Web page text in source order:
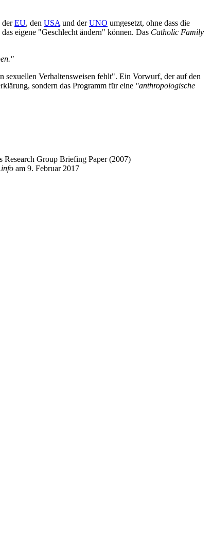
derEU, den USA und derUNO umgesetzt, ohne dass die
das eigene "Geschlecht ändern" können. Das Catholic Family
sexuellen Verhaltensweisen fehlt". Ein Vorwurf, der auf den
sondern das Programm für eine "anthro­pologische
Research Group Briefing Paper (2007)
am 9. Februar 2017